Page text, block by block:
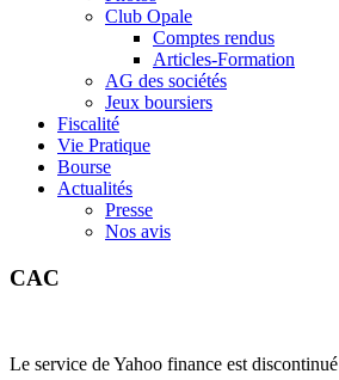
Club Opale
Comptes rendus
Articles-Formation
AG des sociétés
Jeux boursiers
Fiscalité
Vie Pratique
Bourse
Actualités
Presse
Nos avis
CAC
Le service de Yahoo finance est discontinué